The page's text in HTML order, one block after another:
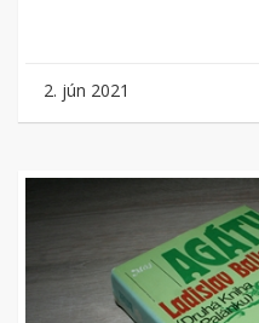
2. jún 2021